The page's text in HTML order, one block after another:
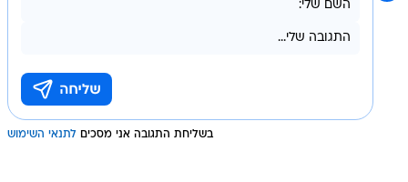
בשליחת התגובה אני מסכים לתנאי השימוש